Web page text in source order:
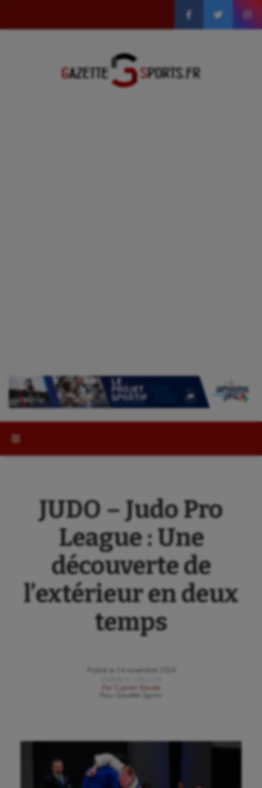
JUDO – Judo Pro
League : Une
découverte de
l’extérieur en deux
temps
Publié le
14 novembre 2024
Par
Cyprien Baude
Gazette Sports